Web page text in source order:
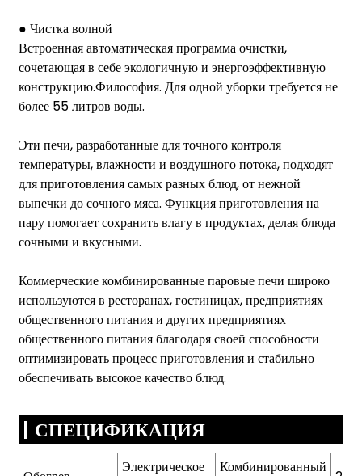
● Чистка волной
Встроенная автоматическая программа очистки,
сочетающая в себе экологичную и энергоэффективную
конструкцию.Философия. Для одной уборки требуется не
более 55 литров воды.
Эти печи, разработанные для точного контроля
температуры, влажности и воздушного потока, подходят
для приготовления самых разных блюд, от нежной
выпечки до сочного мяса. Функция приготовления на
пару помогает сохранить влагу в продуктах, делая блюда
сочными и вкусными.
Коммерческие комбинированные паровые печи широко
используются в ресторанах, гостиницах, предприятиях
общественного питания и других предприятиях
общественного питания благодаря своей способности
оптимизировать процесс приготовления и стабильно
обеспечивать высокое качество блюд.
СПЕЦИФИКАЦИЯ
Электрическое Комбинированный